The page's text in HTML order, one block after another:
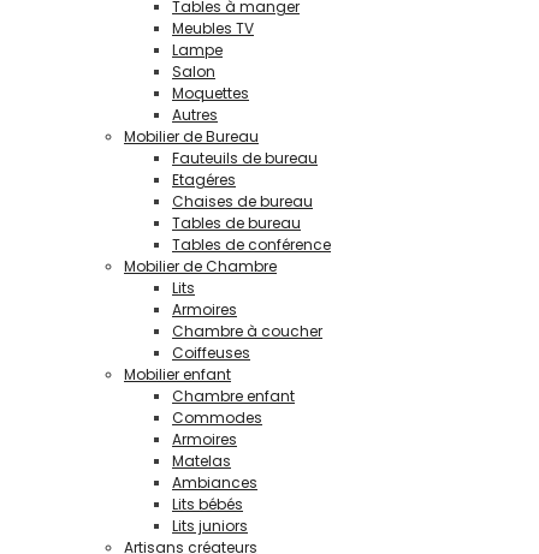
Tables à manger
Meubles TV
Lampe
Salon
Moquettes
Autres
Mobilier de Bureau
Fauteuils de bureau
Etagéres
Chaises de bureau
Tables de bureau
Tables de conférence
Mobilier de Chambre
Lits
Armoires
Chambre à coucher
Coiffeuses
Mobilier enfant
Chambre enfant
Commodes
Armoires
Matelas
Ambiances
Lits bébés
Lits juniors
Artisans créateurs